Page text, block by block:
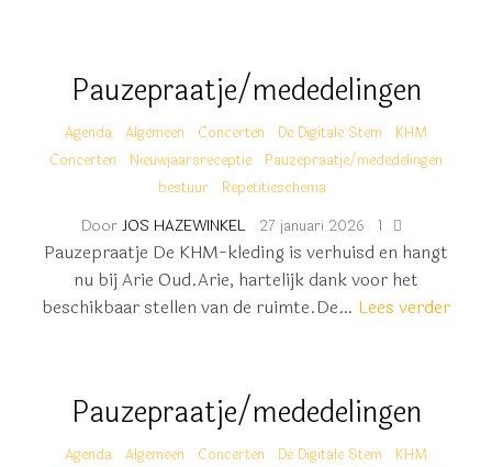
Pauzepraatje/mededelingen
Agenda Algemeen Concerten De Digitale Stem
KHM
Concerten
Nieuwjaarsreceptie
Pauzepraatje/mededelingen
bestuur
Repetitieschema
Door JOS HAZEWINKEL 27 januari 2026 1
Pauzepraatje De KHM-kleding is verhuisd en hangt
nu bij Arie Oud.Arie, hartelijk dank voor het
beschikbaar stellen van de ruimte.De… Lees verder
Pauzepraatje/mededelingen
Agenda Algemeen Concerten De Digitale Stem
KHM